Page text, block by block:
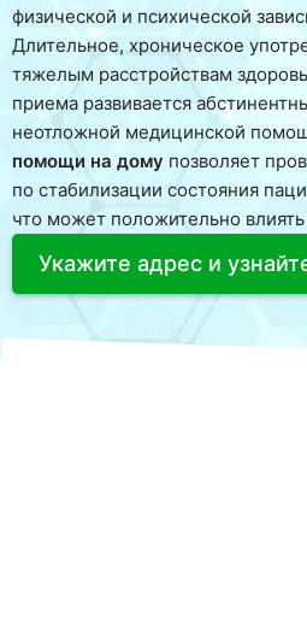
физической и психической
Длительное, хроническое
тяжелым расстройствам
приема развивается
неотложной медицинской
помощи на дому позволяет
по стабилизации состояния
что может положительно
Укажите адрес и